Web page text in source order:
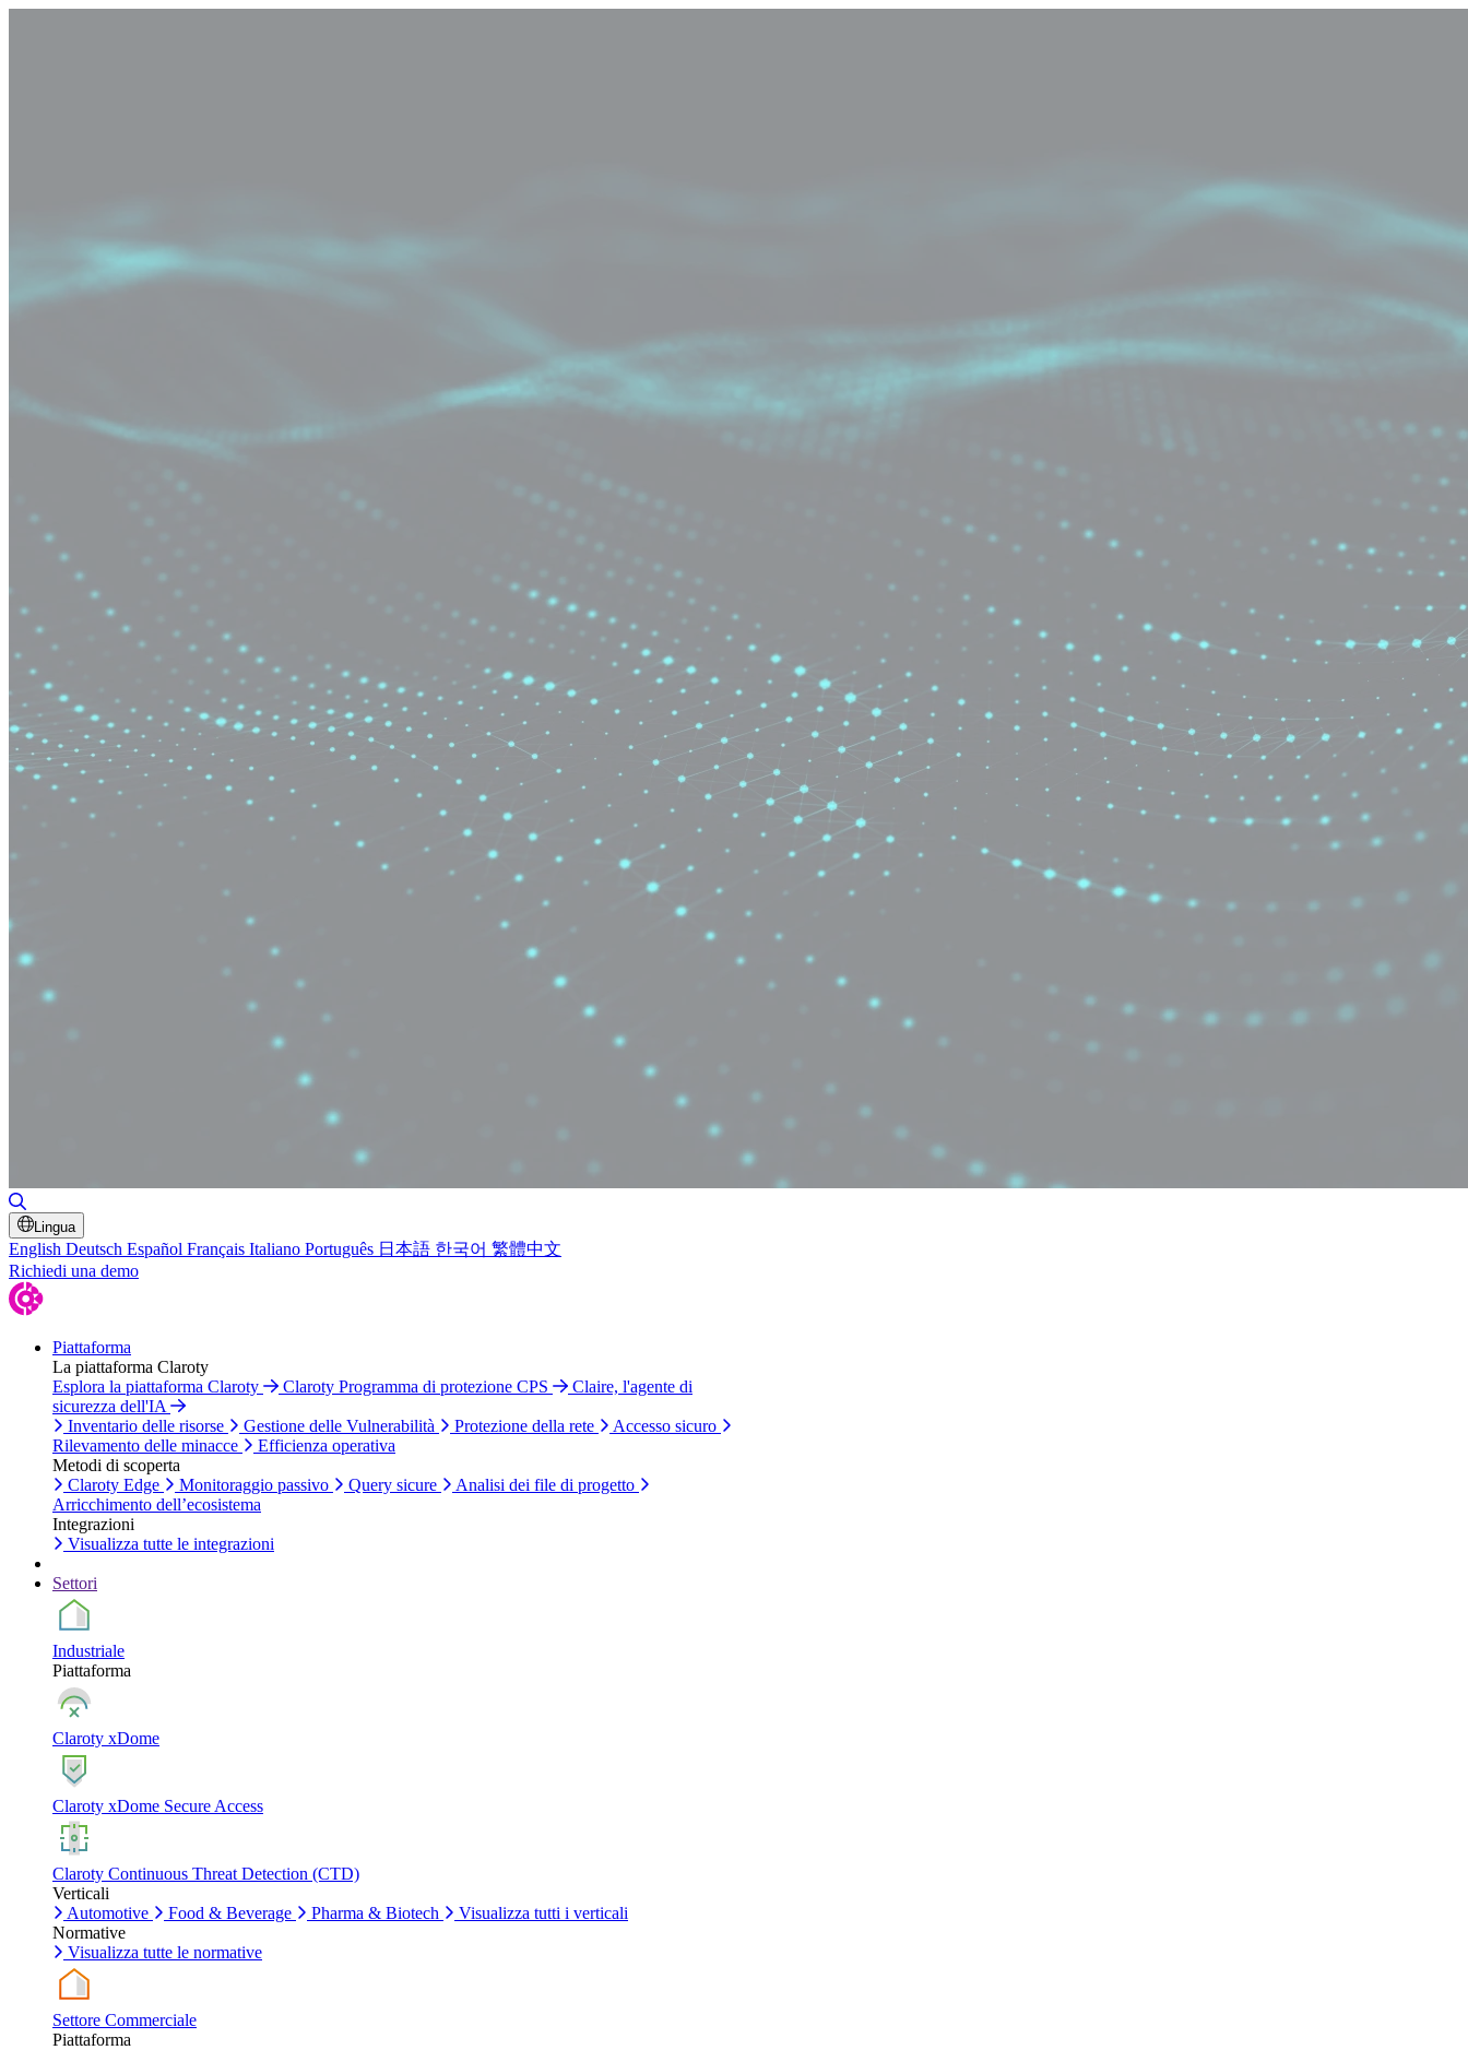
Lingua
English Deutsch Español Français Italiano Português 日本語 한국어 繁體中文
Richiedi una demo
Piattaforma
La piattaforma Claroty
Esplora la piattaforma Claroty
Claroty Programma di protezione CPS
Claire, l'agente di
sicurezza dell'IA
Inventario delle risorse
Gestione delle Vulnerabilità Protezione della rete
Accesso sicuro
Rilevamento delle minacce
Efficienza operativa
Metodi di scoperta
Claroty Edge
Monitoraggio passivo Query sicure
Analisi dei file di progetto
Arricchimento dell’ecosistema
Integrazioni
Visualizza tutte le integrazioni
Settori
Industriale
Piattaforma
Claroty xDome
Claroty xDome Secure Access
Claroty Continuous Threat Detection (CTD)
Verticali
Automotive
Food & Beverage Pharma & Biotech
Visualizza tutti i verticali
Normative
Visualizza tutte le normative
Settore Commerciale
Piattaforma